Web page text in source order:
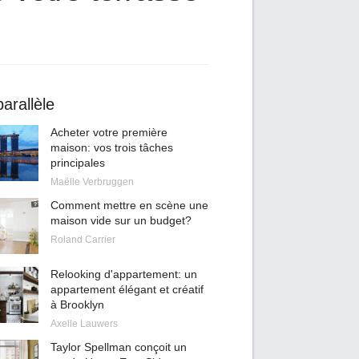
Acheter votre première
maison: vos trois tâches
principales
Maëlle Verbruggen
Comment mettre en scène une
maison vide sur un budget?
Roland Carrier
Relooking d'appartement: un
appartement élégant et créatif
à Brooklyn
Axelle Lauwers
Taylor Spellman conçoit un